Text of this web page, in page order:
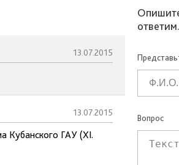
13.07.2015
13.07.2015
Кубанского ГАУ (XI.
ответим.
Вопрос